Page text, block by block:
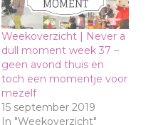
Weekoverzicht | Never a
dull moment week 37 –
geen avond thuis en
toch een momentje voor
mezelf
15 september 2019
In "Weekoverzicht"